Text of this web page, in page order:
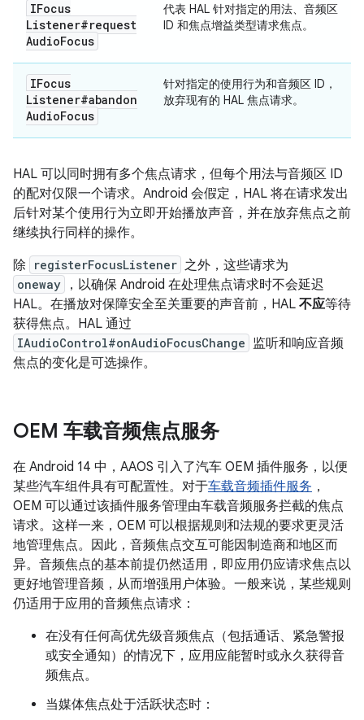
IFocus
Listener#request
AudioFocus
代表 HAL 针对指定的用法、音频区
ID 和焦点增益类型请求焦点。
IFocus
Listener#abandon
AudioFocus
针对指定的使用行为和音频区 ID，
放弃现有的 HAL 焦点请求。
HAL 可以同时拥有多个焦点请求，但每个用法与音频区 ID
的配对仅限一个请求。Android 会假定，HAL 将在请求发出
后针对某个使用行为立即开始播放声音，并在放弃焦点之前
继续执行同样的操作。
除
registerFocusListener 之外，这些请求为
oneway
，以确保 Android 在处理焦点请求时不会延迟
HAL。在播放对保障安全至关重要的声音前，HAL 不应等待
获得焦点。HAL 通过
IAudioControl#onAudioFocusChange 监听和响应音频
焦点的变化是可选操作。
OEM 车载音频焦点服务
在 Android 14 中，AAOS 引入了汽车 OEM 插件服务，以便
某些汽车组件具有可配置性。对于车载音频插件服务 ，
OEM 可以通过该插件服务管理由车载音频服务拦截的焦点
请求。这样一来，OEM 可以根据规则和法规的要求更灵活
地管理焦点。因此，音频焦点交互可能因制造商和地区而
异。音频焦点的基本前提仍然适用，即应用仍应请求焦点以
更好地管理音频，从而增强用户体验。一般来说，某些规则
仍适用于应用的音频焦点请求：
在没有任何高优先级音频焦点（包括通话、紧急警报
或安全通知）的情况下，应用应能暂时或永久获得音
频焦点。
当媒体焦点处于活跃状态时：